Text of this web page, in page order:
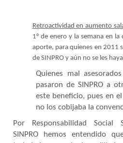
Retroactividad en aumento
1° de enero y la semana en
aporte, para quienes en 2011
de SINPRO y aún no se les
Quienes mal
pasaron de SINPRO a
este beneficio, pues en
no los cobijaba la
Por Responsabilidad Social
SINPRO hemos entendido